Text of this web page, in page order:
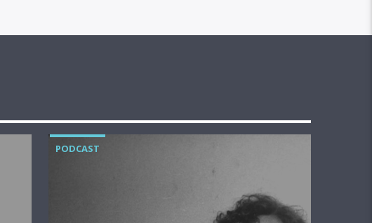
PODCAST